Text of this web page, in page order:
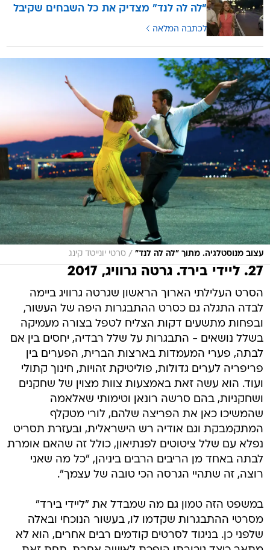
"לה לה לנד" מצדיק את כל השבחים שקיבל
לכתבה המלאה
עצוב מנוסטלגיה. מתוך "לה לה לנד" / סרטי יונייטד קינג
27. ליידי בירד. גרטה גרוויג, 2017
הסרט העלילתי הארוך הראשון שגרטה גרוויג ביימה
לבדה התגלה גם כסרט ההתבגרות היפה של העשור,
ובפחות מתשעים דקות הצליח לטפל בצורה מעמיקה
בשלל נושאים - התבגרות על שלל רבדיה, יחסים בין אם
לבתה, פערי המעמדות בארצות הברית, הפערים בין
פריפריה לערים גדולות, פוליטיקת זהויות, חינוך קתולי
ועוד. הוא עשה זאת באמצעות צוות מצוין של שחקנים
ושחקניות, בהם סרשה רונאן וטימותי שאלאמה
שהמשיכו כאן את הפריצה שלהם, לורי מטקלף
המתקמבקת וגם אודיה רש הישראלית, ובעזרת תסריט
נפלא עם שלל ציטוטים לפנתיאון, כולל זה שהאם אומרת
לבתה באחד מן הריבים הרבים ביניהן, "כל מה שאני
רוצה, זה שתהיי הגרסה הכי טובה של עצמך".
במשפט הזה טמון גם מה שמבדל את "ליידי בירד"
מסרטי ההתבגרות שקדמו לו, בעשור הנוכחי ובאלה
שלפני כן. בניגוד לסרטים קודמים רבים אחרים, הוא לא